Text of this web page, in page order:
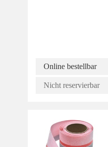
Online bestellbar
Nicht reservierbar